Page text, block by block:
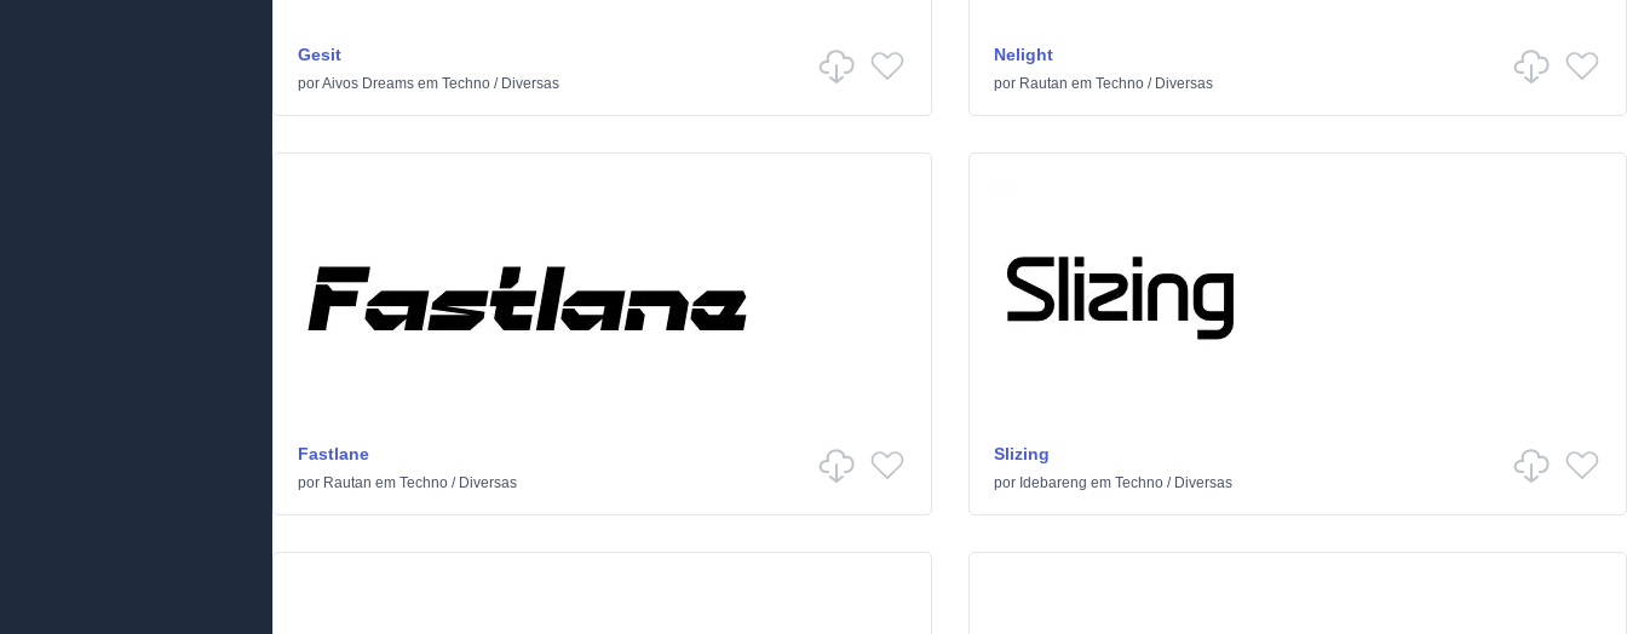
Gesit
porAivos Dreams em Techno / Diversas
Nelight
por Rautan em Techno/ Diversas
Fastlane
por Rautan em Techno / Diversas
Slizing
por Idebareng em Techno/ Diversas